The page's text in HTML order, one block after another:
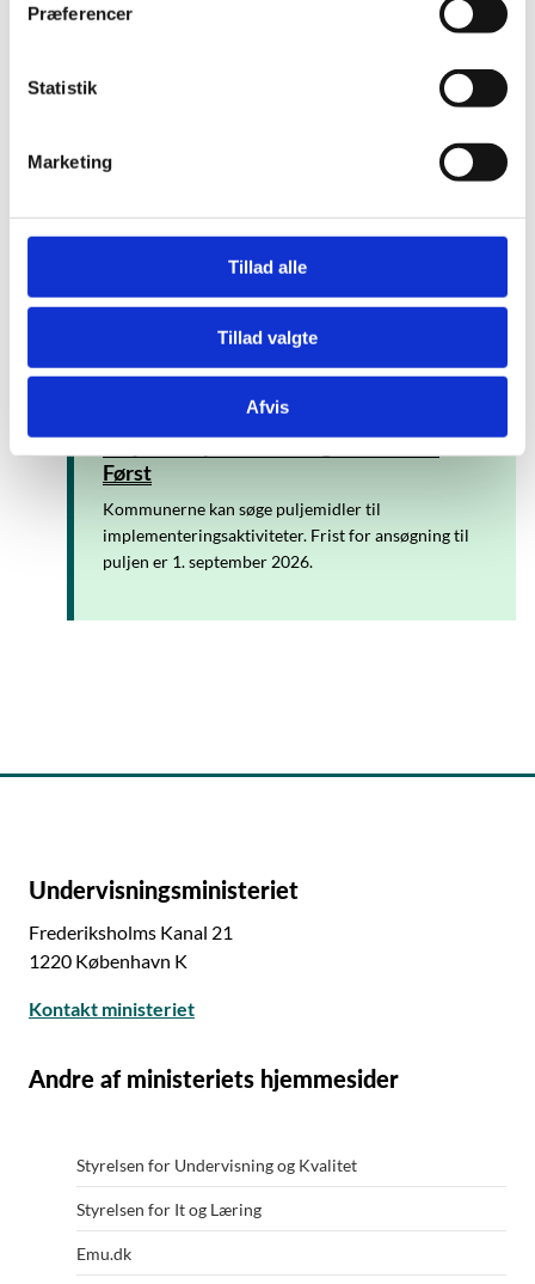
Præferencer
Statistik
Marketing
Tillad alle
Tillad valgte
Afvis
Her finder du love og centrale bekendtgørelser med
(SBU) samt vejledninger om fortolkningen af love og
regler.
Pulje til implementering af Børnene
Først
Kommunerne kan søge puljemidler til
implementeringsaktiviteter. Frist for ansøgning til
puljen er 1. september 2026.
Undervisningsministeriet
Frederiksholms Kanal 21
1220 København K
Kontakt ministeriet
Andre af ministeriets hjemmesider
Styrelsen for Undervisning og Kvalitet
Styrelsen for It og Læring
Emu.dk